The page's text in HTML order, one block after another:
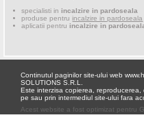
specialisti inincalzire in pardoseala
produse pentruincalzire in pardoseala
aplicatii pentruincalzire in
Continutul paginilor site-ului web
SOLUTIONS S.R.L.
Este interzisa copierea,
pe sau prin intermediul site-ului fara
Acest website a fost optimizat pentru